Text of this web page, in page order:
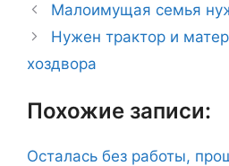
Малоимущая семья
Нужен трактор и
хоздвора
Похожие записи:
Осталась без работы,